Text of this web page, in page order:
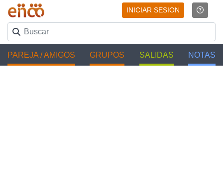
INICIAR SESION
PAREJA / AMIGOS GRUPOS SALIDAS NOTAS